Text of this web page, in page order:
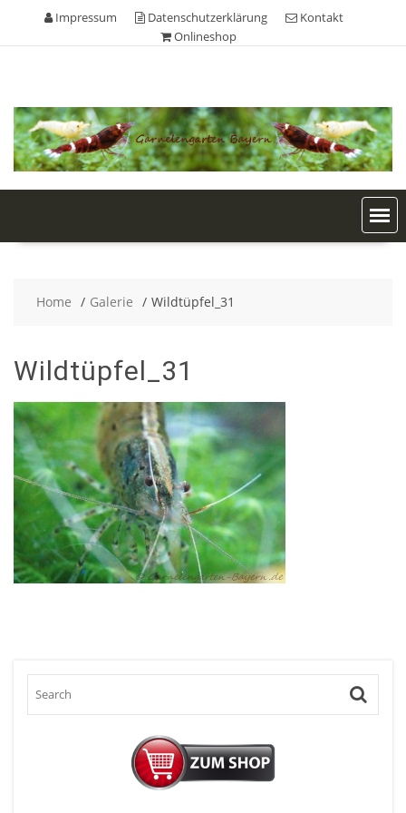
content
Impressum Datenschutzerklärung
Kontakt
Onlineshop
Home Galerie Wildtüpfel_31
Wildtüpfel_31